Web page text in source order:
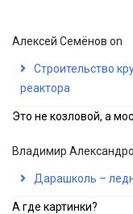
Алексей Семёнов on
Строительство
реактора
Это не козловой, а
Владимир
Дарашколь –
А где картинки?